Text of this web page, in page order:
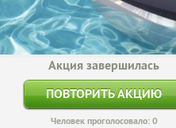
Акция завершилась
ПОВТОРИТЬ АКЦИЮ
Человек проголосовало: 0